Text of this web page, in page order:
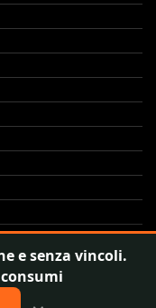
e senza vincoli.